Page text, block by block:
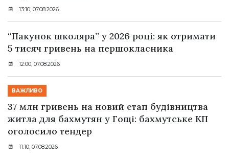
13:10, 07.08.2026
“Пакунок школяра” у 2026 році: як отримати
5 тисяч гривень на першокласника
12:00, 07.08.2026
ВАЖЛИВО
37 млн гривень на новий етап будівництва
житла для бахмутян у Гощі: бахмутське КП
оголосило тендер
11:10, 07.08.2026